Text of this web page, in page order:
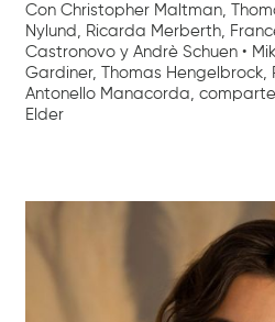
Con Christopher Maltman,
Nylund, Ricarda Merberth,
Castronovo y Andrè Schuen •
Gardiner, Thomas Hengelbrock,
Antonello Manacorda,
Elder